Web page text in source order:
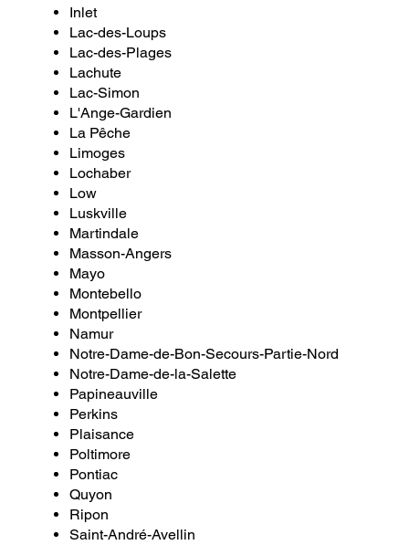
Inlet
Lac-des-Loups
Lac-des-Plages
Lachute
Lac-Simon
L'Ange-Gardien
La Pêche
Limoges
Lochaber
Low
Luskville
Martindale
Masson-Angers
Mayo
Montebello
Montpellier
Namur
Notre-Dame-de-Bon-Secours-Partie-Nord
Notre-Dame-de-la-Salette
Papineauville
Perkins
Plaisance
Poltimore
Pontiac
Quyon
Ripon
Saint-André-Avellin